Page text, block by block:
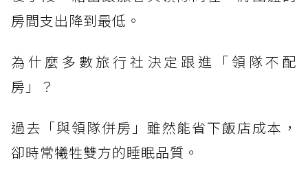
房間支出降到最低。
為什麼多數旅行社決定跟進「領隊不配
房」？
過去「與領隊併房」雖然能省下飯店成本，
卻時常犧牲雙方的睡眠品質。